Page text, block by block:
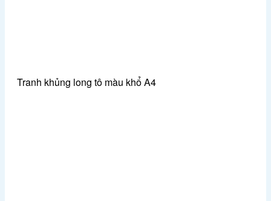
Tranh khủng long tô màu khổ A4